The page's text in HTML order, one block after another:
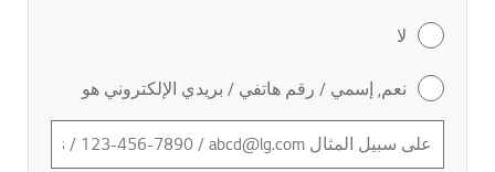
لا
نعم, إسمي / رقم هاتفي / بريدي الإلكتروني هو